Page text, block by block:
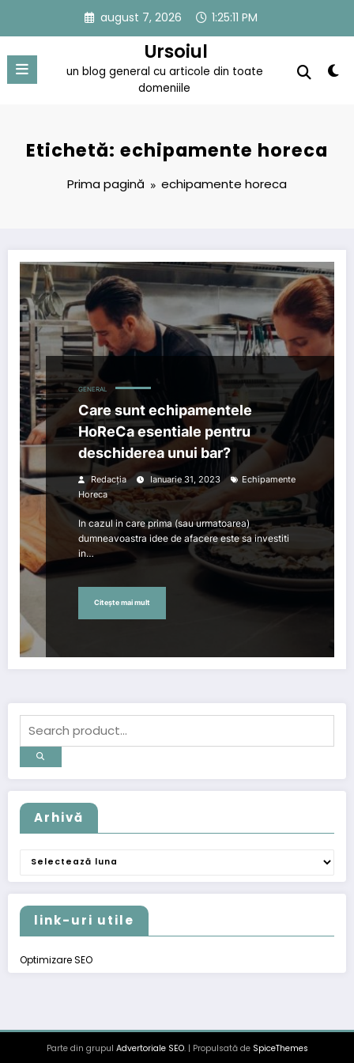
conținut
august 7, 2026 1:25:11 PM
Ursoiul
un blog general cu articole din toate
domeniile
Etichetă: echipamente horeca
Prima pagină echipamente horeca
GENERAL
Care sunt echipamentele
HoReCa esentiale pentru
deschiderea unui bar?
Redacția Ianuarie 31, 2023
Echipamente
Horeca
In cazul in care prima (sau urmatoarea)
dumneavoastra idee de afacere este sa investiti
in…
Citește mai mult
Arhivă
Arhivă
link-uri utile
Optimizare SEO
Parte din grupul Advertoriale SEO. | Propulsată de SpiceThemes